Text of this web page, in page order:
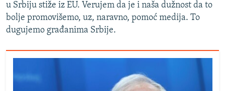
u Srbiju stiže iz EU. Verujem da je i naša dužnost da to
bolje promovišemo, uz, naravno, pomoć medija. To
dugujemo građanima Srbije.